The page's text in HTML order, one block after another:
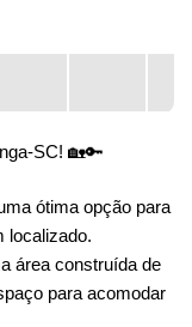
SC! 🏡🔑
ótima opção para
localizado.
área construída de
para acomodar